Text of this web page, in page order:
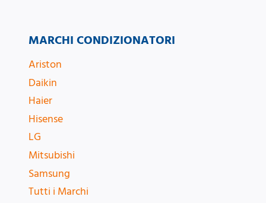
MARCHI CONDIZIONATORI
Ariston
Daikin
Haier
Hisense
LG
Mitsubishi
Samsung
Tutti i Marchi